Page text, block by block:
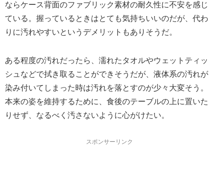
ならケース背面のファブリック素材の耐久性に不安を感じ
ている。握っているときはとても気持ちいいのだが、代わ
りに汚れやすいというデメリットもありそうだ。
ある程度の汚れだったら、濡れたタオルやウェットティッ
シュなどで拭き取ることができそうだが、液体系の汚れが
染み付いてしまった時は汚れを落とすのが少々大変そう。
本来の姿を維持するために、食後のテーブルの上に置いた
りせず、なるべく汚さないように心がけたい。
スポンサーリンク